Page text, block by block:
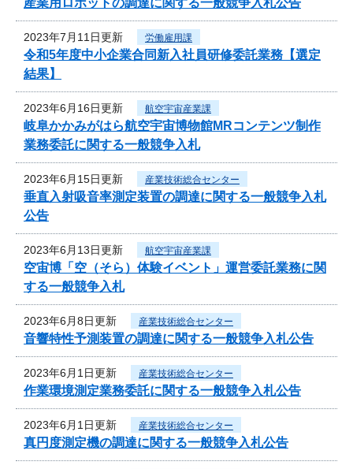
2023年7月11日更新 労働雇用課
令和5年度中小企業合同新入社員研修委託業務【選定
結果】
2023年6月16日更新 航空宇宙産業課
岐阜かかみがはら航空宇宙博物館MRコンテンツ制作
業務委託に関する一般競争入札
2023年6月15日更新 産業技術総合センター
垂直入射吸音率測定装置の調達に関する一般競争入札
公告
2023年6月13日更新 航空宇宙産業課
空宙博「空（そら）体験イベント」運営委託業務に関
する一般競争入札
2023年6月8日更新 産業技術総合センター
音響特性予測装置の調達に関する一般競争入札公告
2023年6月1日更新 産業技術総合センター
作業環境測定業務委託に関する一般競争入札公告
2023年6月1日更新 産業技術総合センター
真円度測定機の調達に関する一般競争入札公告